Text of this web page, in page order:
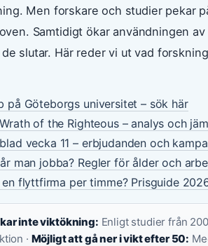
Men forskare och studier pekar
Samtidigt ökar användningen
slutar. Här reder vi ut vad
på Göteborgs universitet – sök här
of the Righteous – analys och
vecka 11 – erbjudanden och
man jobba? Regler för ålder och
flyttfirma per timme? Prisguide
inte viktökning: Enligt studier från
· Möjligt att gå ner i vikt efter 50: